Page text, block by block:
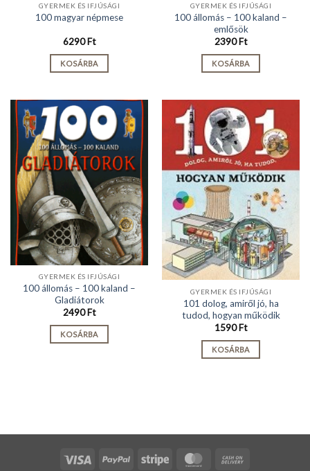
GYERMEK ÉS IFJÚSÁGI
100 magyar népmese
6290Ft
KOSÁRBA
GYERMEK ÉS IFJÚSÁGI
100 állomás – 100 kaland –
emlősök
2390Ft
KOSÁRBA
GYERMEK ÉS IFJÚSÁGI
100 állomás – 100 kaland –
Gladiátorok
2490Ft
KOSÁRBA
GYERMEK ÉS IFJÚSÁGI
101 dolog, amiről jó, ha
tudod, hogyan működik
1590Ft
KOSÁRBA
Visa PayPal Stripe MasterCard